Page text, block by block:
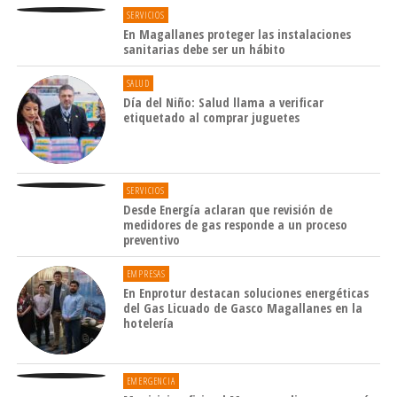
está todo estandarizado y en una bandeja con
trazabilidad cada agricultor puede tener un
registro completo de sus productos", indicó
Vargas.
SERVICIOS
En Magallanes proteger las instalaciones
sanitarias debe ser un hábito
SALUD
Día del Niño: Salud llama a verificar
etiquetado al comprar juguetes
SERVICIOS
Desde Energía aclaran que revisión de
medidores de gas responde a un proceso
preventivo
EMPRESAS
En Enprotur destacan soluciones energéticas
del Gas Licuado de Gasco Magallanes en la
hotelería
EMERGENCIA